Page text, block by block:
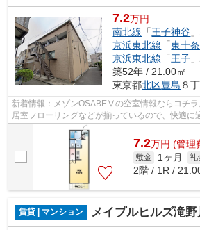
7.2万円
南北線 「王子神谷
京浜東北線 「東十条
京浜東北線 「王子
築52年 / 21.00㎡
東京都北区豊島 ８
新着情報：メゾンOSABEⅤの空室情報ならコチ
居室フローリングなどが揃っているので、快適に
ます。収納はシューズボックス・クロゼ...
7.2万円 (管理
敷金 1ヶ月 礼
2階 / 1R /
賃貸 | マンション メイプルヒルズ滝野